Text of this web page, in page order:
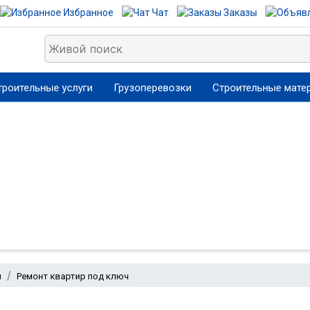
Избранное Чат Заказы
услуги Грузоперевозки Строительные
Ремонт квартир под ключ